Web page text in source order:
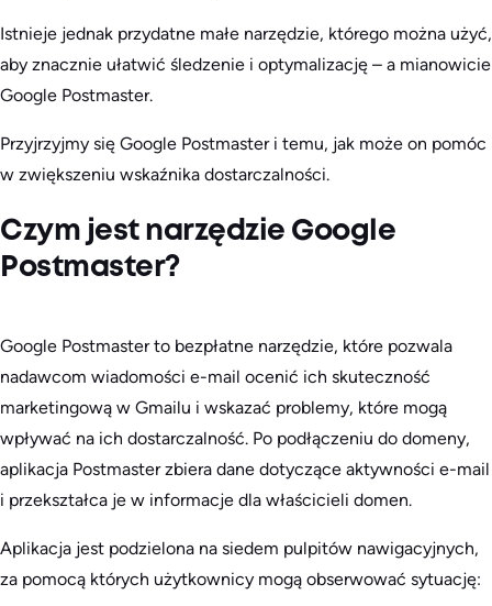
Istnieje jednak przydatne małe narzędzie, którego można użyć,
aby znacznie ułatwić śledzenie i optymalizację – a mianowicie
Google Postmaster.
Przyjrzyjmy się Google Postmaster i temu, jak może on pomóc
w zwiększeniu wskaźnika dostarczalności.
Czym jest narzędzie Google
Postmaster?
Google Postmaster to bezpłatne narzędzie, które pozwala
nadawcom wiadomości e-mail ocenić ich skuteczność
marketingową w Gmailu i wskazać problemy, które mogą
wpływać na ich dostarczalność. Po podłączeniu do domeny,
aplikacja Postmaster zbiera dane dotyczące aktywności e-mail
i przekształca je w informacje dla właścicieli domen.
Aplikacja jest podzielona na siedem pulpitów nawigacyjnych,
za pomocą których użytkownicy mogą obserwować sytuację: